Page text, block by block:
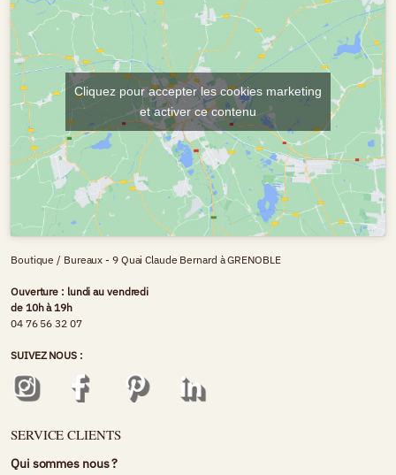
Cliquez pour accepter les cookies marketing
et activer ce contenu
Boutique / Bureaux - 9 Quai Claude Bernard à GRENOBLE
Ouverture : lundi au vendredi
de 10h à 19h
04 76 56 32 07
SUIVEZ NOUS :
SERVICE CLIENTS
Qui sommes nous ?